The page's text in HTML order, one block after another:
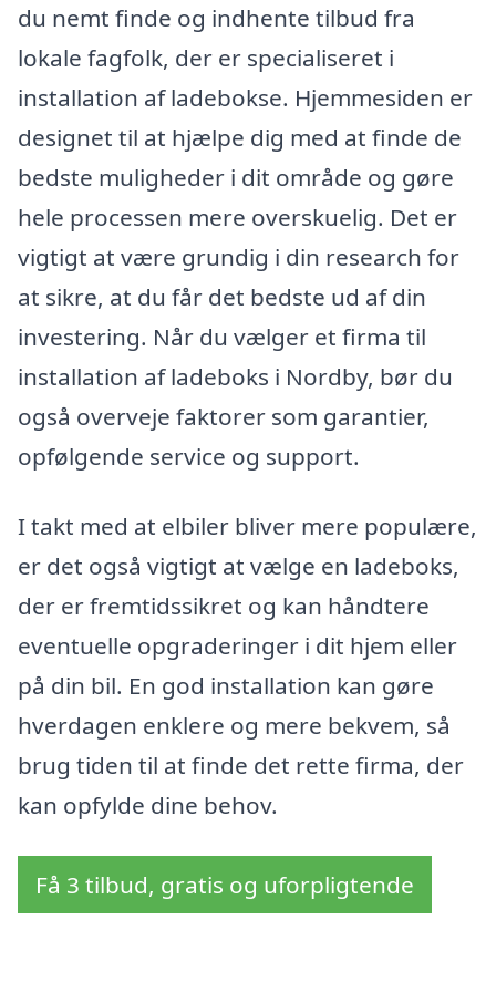
du nemt finde og indhente tilbud fra
lokale fagfolk, der er specialiseret i
installation af ladebokse. Hjemmesiden er
designet til at hjælpe dig med at finde de
bedste muligheder i dit område og gøre
hele processen mere overskuelig. Det er
vigtigt at være grundig i din research for
at sikre, at du får det bedste ud af din
investering. Når du vælger et firma til
installation af ladeboks i Nordby, bør du
også overveje faktorer som garantier,
opfølgende service og support.
I takt med at elbiler bliver mere populære,
er det også vigtigt at vælge en ladeboks,
der er fremtidssikret og kan håndtere
eventuelle opgraderinger i dit hjem eller
på din bil. En god installation kan gøre
hverdagen enklere og mere bekvem, så
brug tiden til at finde det rette firma, der
kan opfylde dine behov.
Få 3 tilbud, gratis og uforpligtende